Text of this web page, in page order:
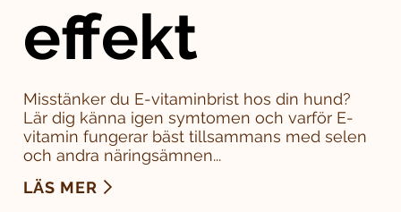
effekt
Misstänker du E-vitaminbrist hos din hund?
Lär dig känna igen symtomen och varför E-
vitamin fungerar bäst tillsammans med selen
och andra näringsämnen...
LÄS MER